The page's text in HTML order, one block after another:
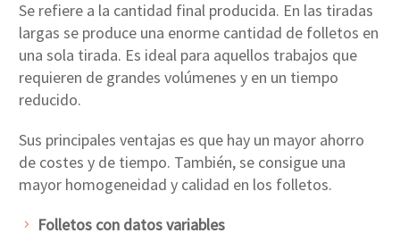
Se refiere a la cantidad final producida. En las tiradas
largas se produce una enorme cantidad de folletos en
una sola tirada. Es ideal para aquellos trabajos que
requieren de grandes volúmenes y en un tiempo
reducido.
Sus principales ventajas es que hay un mayor ahorro
de costes y de tiempo. También, se consigue una
mayor homogeneidad y calidad en los folletos.
Folletos con datos variables